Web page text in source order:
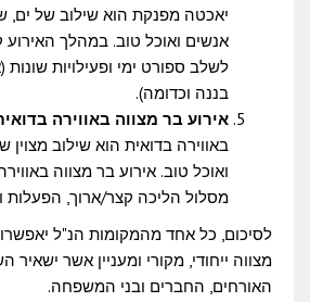
יאכטה מפנקת הוא שילוב של ים,
אנשים ואוכל טוב. במהלך
לשלב ספורט ימי ופעילויות שונות
בננה וכדומה).
אירוע בר מצווה באווירה
באווירה בדואית הוא שילוב
ואוכל טוב. אירוע בר מצווה
מסלול הליכה קצר/ארוך, הפעלות
לסיכום, כל אחד מהמקומות הנ"ל
מצווה ייחודי, מקורי ומעניין אשר
האורחים, החברים ובני המשפחה.